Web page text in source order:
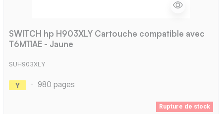
SWITCH hp H903XLY Cartouche compatible avec
T6M11AE - Jaune
SUH903XLY
- 980 pages
Rupture de stock